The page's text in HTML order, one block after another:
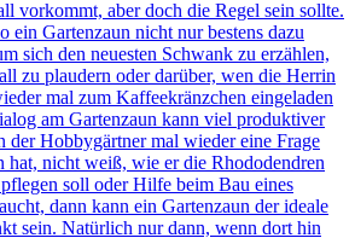
vorkommt, aber doch die Regel sein sollte.
ein Gartenzaun nicht nur bestens dazu
sich den neuesten Schwank zu erzählen,
zu plaudern oder darüber, wen die Herrin
mal zum Kaffeekränzchen eingeladen
am Gartenzaun kann viel produktiver
der Hobbygärtner mal wieder eine Frage
hat, nicht weiß, wie er die Rhododendren
pflegen soll oder Hilfe beim Bau eines
dann kann ein Gartenzaun der ideale
sein. Natürlich nur dann, wenn dort hin